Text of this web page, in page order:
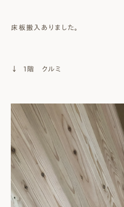
床板搬入ありました。
↓ 1階 クルミ